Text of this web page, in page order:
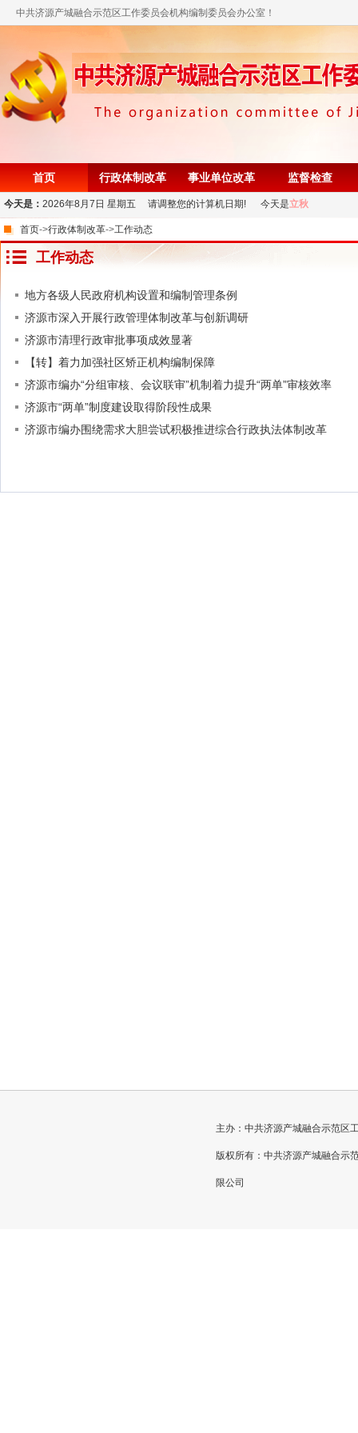
中共济源产城融合示范区工作委员会机构编制委员会办公室！
首页 行政体制改革 事业单位改革 监督检查
今天是： 2026年8月7日 星期五 请调整您的计算机日期! 今天是立秋
首页->行政体制改革->工作动态
工作动态
地方各级人民政府机构设置和编制管理条例
济源市深入开展行政管理体制改革与创新调研
济源市清理行政审批事项成效显著
【转】着力加强社区矫正机构编制保障
济源市编办“分组审核、会议联审”机制着力提升“两单”审核效率
济源市“两单”制度建设取得阶段性成果
济源市编办围绕需求大胆尝试积极推进综合行政执法体制改革
主办：中共济源产城融合示范区
版权所有：中共济源产城融合示
限公司